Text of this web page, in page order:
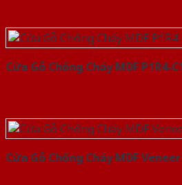
Cửa Gỗ Chống Cháy MDF P1R4-
Cửa Gỗ Chống Cháy MDF